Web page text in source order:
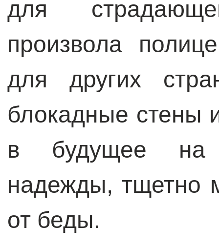
для
произвола
для других
блокадные стены
в будущее на
надежды, тщетно
от беды.